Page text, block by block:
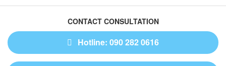
CONTACT CONSULTATION
Hotline: 090 282 0616